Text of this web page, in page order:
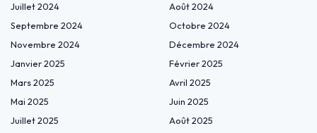
Juillet 2024
Août 2024
Septembre 2024
Octobre 2024
Novembre 2024
Décembre 2024
Janvier 2025
Février 2025
Mars 2025
Avril 2025
Mai 2025
Juin 2025
Juillet 2025
Août 2025